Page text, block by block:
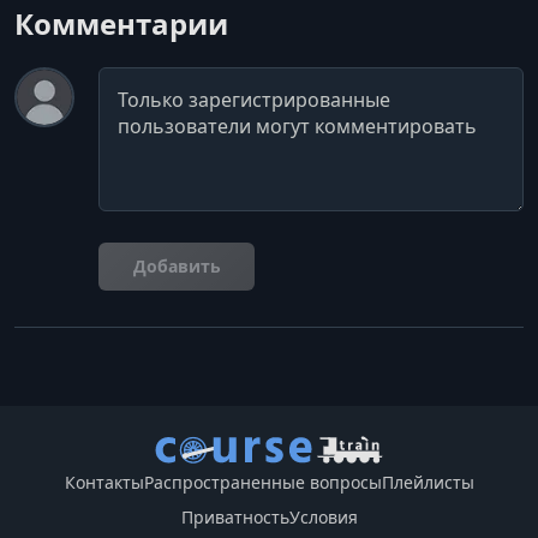
Комментарии
Комментарий
Добавить
КонтактыРаспространенные вопросыПлейлисты
ПриватностьУсловия